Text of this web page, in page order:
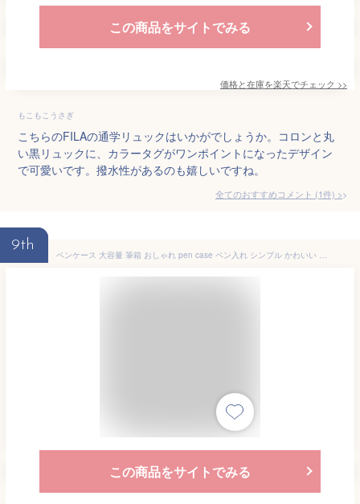
この商品をサイトでみる
価格と在庫を楽天でチェック >>
もこもこうさぎ
こちらのFILAの通学リュックはいかがでしょうか。コロンと丸
い黒リュックに、カラータグがワンポイントになったデザイン
で可愛いです。撥水性があるのも嬉しいですね。
全てのおすすめコメント (1件) >
9th
ペンケース 大容量 筆箱 おしゃれ pen case ペン入れ シンプル かわいい ペンポーチ 筆入れ 文具収納 便利 キャンバス 無地 多機能 社会人 中学生 小学生 高校生 大学生 男の子 女の子 学生用 昇進 入学祝い 成人祝い ギフト 男女兼用 (グリーン, 21 cm×11cm×7.5cm)
この商品をサイトでみる